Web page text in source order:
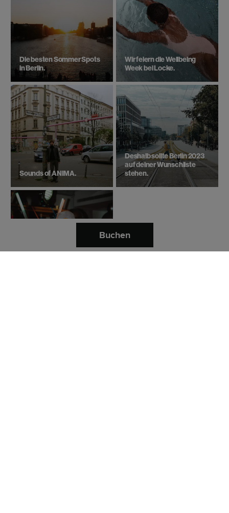
Die besten Sommer Spots
in Berlin.
Wir feiern die Wellbeing
Week bei Locke.
Sounds of ANIMA.
Deshalb sollte Berlin 2023
auf deiner Wunschliste
stehen.
Buchen